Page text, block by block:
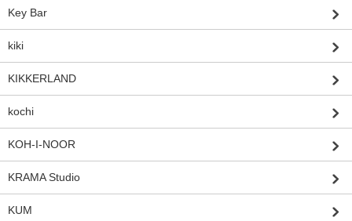
Key Bar
kiki
KIKKERLAND
kochi
KOH-I-NOOR
KRAMA Studio
KUM